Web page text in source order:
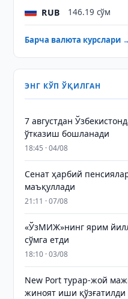
RUB 146.19 сўм
Барча валюта курслари
ЭНГ КЎП ЎҚИЛГАН
7 августдан
ўтказиш бошланади
18:45 · 04/08
Сенат ҳарбий
маъқуллади
21:11 · 07/08
«ЎзМИЖ»нинг ярим
сўмга етди
18:10 · 03/08
New Port турар-жой
жиноят иши қўзғатилди